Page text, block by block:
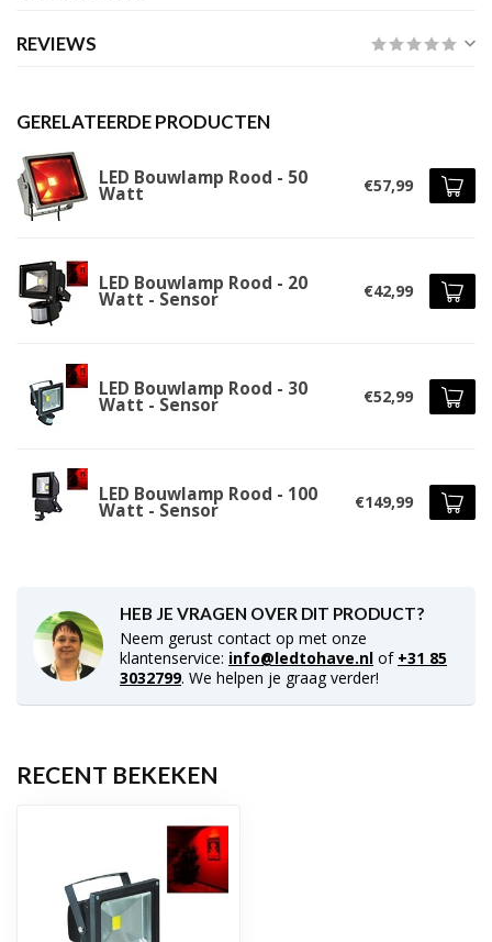
REVIEWS
GERELATEERDE PRODUCTEN
LED Bouwlamp Rood - 50
Watt €57,99
LED Bouwlamp Rood - 20
Watt - Sensor €42,99
LED Bouwlamp Rood - 30
Watt - Sensor €52,99
LED Bouwlamp Rood - 100
Watt - Sensor €149,99
HEB JE VRAGEN OVER DIT PRODUCT?
Neem gerust contact op met onze
klantenservice: info@ledtohave.nl of +31 85
3032799. We helpen je graag verder!
RECENT BEKEKEN